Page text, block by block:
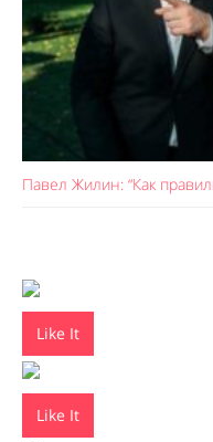
Павел Жилин: “Как
Like It
Like It